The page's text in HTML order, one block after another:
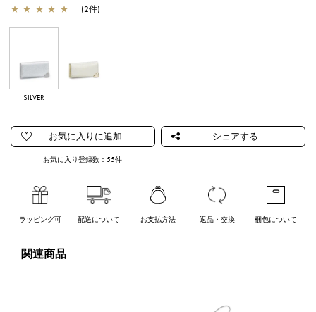
★ ★ ★ ★ ★ (2件)
SILVER
お気に入り登録数：55件
ラッピング可 配送について お支払方法 返品・交換 梱包について
関連商品